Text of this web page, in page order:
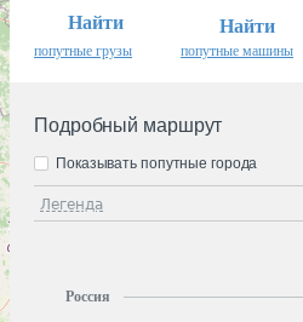
Найти
попутные грузы
Найти
попутные машины
Подробный маршрут
Легенда
Показывать попутные города
Россия